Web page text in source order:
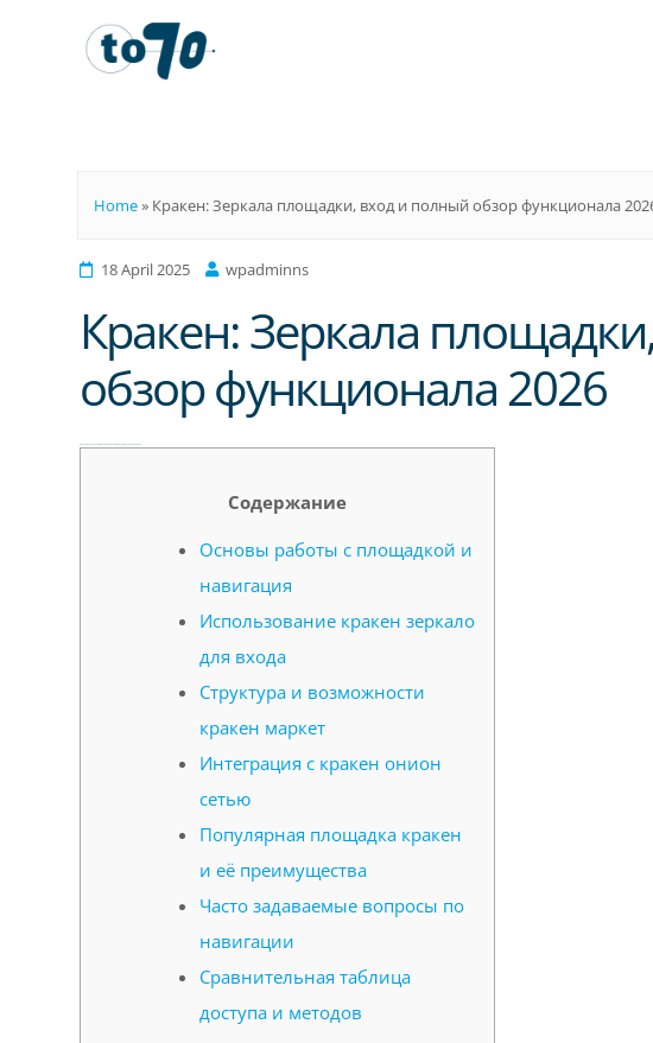
Home» Кракен: Зеркала площадки, вход и полный обзор функционала
18 April 2025 wpadminns
Кракен: Зеркала
обзор функционала 2026
Содержание
Основы работы с площадкой и
навигация
Использование кракен зеркало
для входа
Структура и возможности
кракен маркет
Интеграция с кракен онион
сетью
Популярная площадка кракен
и её преимущества
Часто задаваемые вопросы по
навигации
Сравнительная таблица
доступа и методов